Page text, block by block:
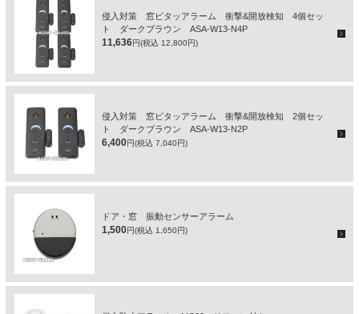
侵入対策 窓ピタッアラーム 衝撃&開放検知 4個セッ
ト ダークブラウン ASA-W13-N4P
11,636円(税込 12,800円)
侵入対策 窓ピタッアラーム 衝撃&開放検知 2個セッ
ト ダークブラウン ASA-W13-N2P
6,400円(税込 7,040円)
ドア・窓 振動センサーアラーム
1,500円(税込 1,650円)